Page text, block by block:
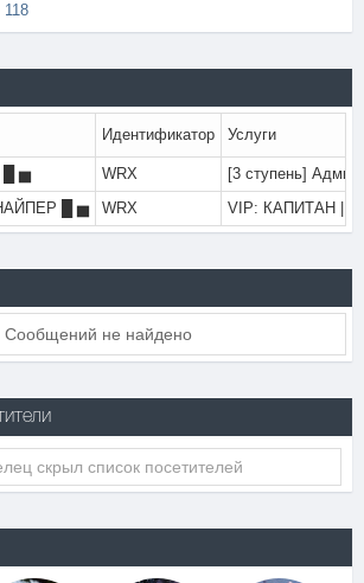
118
Идентификатор Услуги
█ ▅ WRX
[3 ступень]
█ ▅ WRX VIP: КАПИТАН |
Сообщений не найдено
скрыл список посетителей